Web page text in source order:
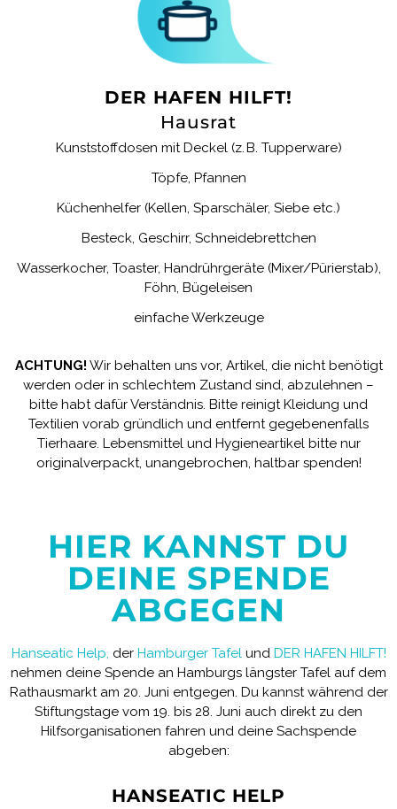
DER HAFEN HILFT!
Hausrat
Kunststoffdosen mit Deckel (z. B. Tupperware)
Töpfe, Pfannen
Küchenhelfer (Kellen, Sparschäler, Siebe etc.)
Besteck, Geschirr, Schneidebrettchen
Wasserkocher, Toaster, Handrührgeräte (Mixer/Pürierstab),
Föhn, Bügeleisen
einfache Werkzeuge
ACHTUNG! Wir behalten uns vor, Artikel, die nicht benötigt
werden oder in schlechtem Zustand sind, abzulehnen –
bitte habt dafür Verständnis. Bitte reinigt Kleidung und
Textilien vorab gründlich und entfernt gegebenenfalls
Tierhaare. Lebensmittel und Hygieneartikel bitte nur
originalverpackt, unangebrochen, haltbar spenden!
HIER KANNST DU
DEINE SPENDE
ABGEGEN
Hanseatic Help der Hamburger Tafel und DER HAFEN HILFT!
nehmen deine Spende an Hamburgs längster Tafel auf dem
Rathausmarkt am 20. Juni entgegen. Du kannst während der
Stiftungstage vom 19. bis 28. Juni auch direkt zu den
Hilfsorganisationen fahren und deine Sachspende
abgeben:
HANSEATIC HELP